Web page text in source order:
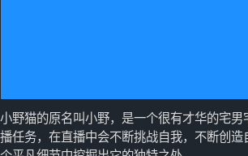
小野猫的原名叫小野，是一个很有才华的宅
播任务，在直播中会不断挑战自我，不断创